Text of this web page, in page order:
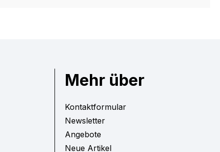
Mehr über
Kontaktformular
Newsletter
Angebote
Neue Artikel